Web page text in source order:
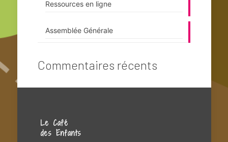
Ressources en ligne
Assemblée Générale
Commentaires récents
Le Café
des Enfants